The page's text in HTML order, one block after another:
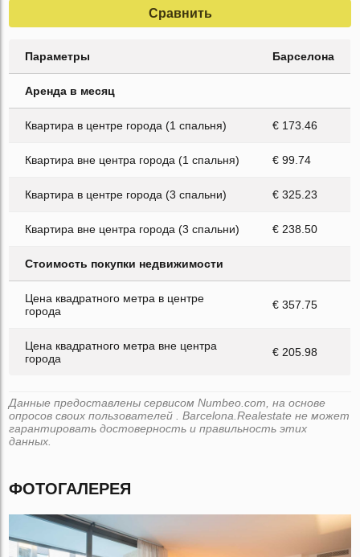
Сравнить
Параметры Барселона
Аренда в месяц
Квартира в центре города (1 спальня) € 173.46
Квартира вне центра города (1 спальня) € 99.74
Квартира в центре города (3 спальни) € 325.23
Квартира вне центра города (3 спальни) € 238.50
Стоимость покупки недвижимости
Цена квадратного метра в центре
города
€ 357.75
Цена квадратного метра вне центра
города
€ 205.98
Данные предоставлены сервисом Numbeo.com, на основе
опросов своих пользователей . Barcelona.Realestate не может
гарантировать достоверность и правильность этих
данных.
ФОТОГАЛЕРЕЯ